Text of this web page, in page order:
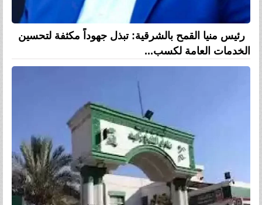
رئيس منيا القمح بالشرقية: تبذل جهوداً مكثفة لتحسين
الخدمات العامة لكسب...